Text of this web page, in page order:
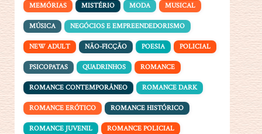
MEMÓRIAS MISTÉRIO MODA MUSICAL
MÚSICA NEGÓCIOS E EMPREENDEDORISMO
NEW ADULT NÃO-FICÇÃO POESIA POLICIAL
PSICOPATAS QUADRINHOS ROMANCE
ROMANCE CONTEMPORÂNEO ROMANCE DARK
ROMANCE ERÓTICO ROMANCE HISTÓRICO
ROMANCE JUVENIL ROMANCE POLICIAL